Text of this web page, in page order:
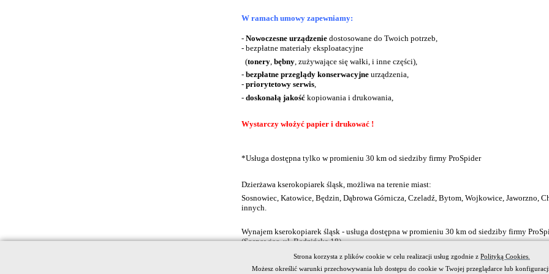
W ramach umowy zapewniamy:
- Nowoczesne urządzenie dostosowane do Twoich potrzeb,
- bezpłatne materiały eksploatacyjne
(tonery bębny , zużywające się wałki, i inne części),
- bezpłatne przeglądy konserwacyjne urządzenia,
- priorytetowy serwis,
- doskonałą jakość kopiowania i drukowania,
Wystarczy włożyć papier i drukować !
*Usługa dostępna tylko w promieniu 30 km od siedziby firmy ProSpider
Dzierżawa kserokopiarek śląsk, możliwa na terenie miast:
Sosnowiec, Katowice, Będzin, Dąbrowa Górnicza, Czeladź, Bytom, Wojkowice, Jaworzno,
innych.
Wynajem kserokopiarek śląsk - usługa dostępna w promieniu 30 km od siedziby firmy
(Sosnowiec, ul. Będzińska 18)
Strona korzysta z plików cookie w celu realizacji usług zgodnie z Polityką Cookies.
Możesz określić warunki przechowywania lub dostępu do cookie w Twojej przeglądarce lub konfiguracji